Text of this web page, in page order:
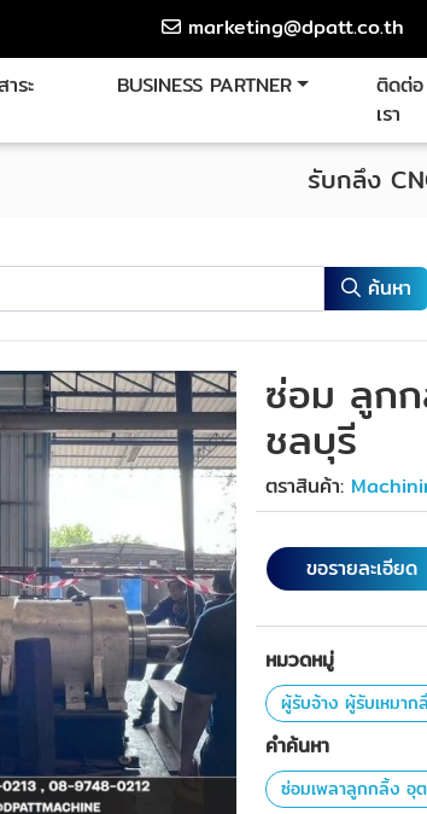
marketing@dpatt.co.th
ระ
BUSINESS PARTNER
ติดต่อ
เรา
รับกลึง
ค้นหา
ซ่อม ลูกก
ชลบุรี
ตราสินค้า:
ขอรายละเอียด
หมวดหมู่
ผู้รับจ้าง ผู้รับเหมาก
คำค้นหา
ซ่อมเพลาลูกกลิ้ง อุ